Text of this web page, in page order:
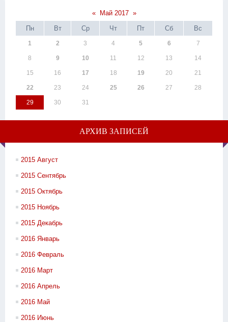
« Май 2017 »
Пн
Вт Ср Чт Пт Сб Вс
1 2 3 4 5 6 7
8 9 10 11 12 13 14
15 16 17 18 19 20 21
22 23 24 25 26 27 28
29 30 31
АРХИВ ЗАПИСЕЙ
2015 Август
2015 Сентябрь
2015 Октябрь
2015 Ноябрь
2015 Декабрь
2016 Январь
2016 Февраль
2016 Март
2016 Апрель
2016 Май
2016 Июнь